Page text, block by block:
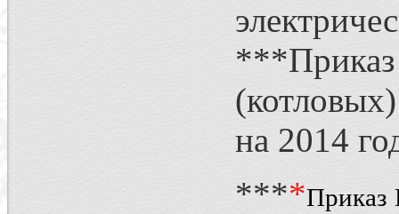
на 2014
****Приказ